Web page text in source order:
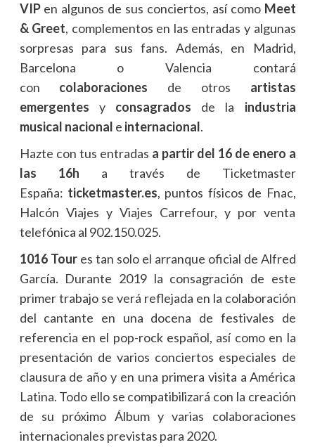
VIPen algunos de sus conciertos, así como Meet
& Greet, complementos en las entradas y algunas
sorpresas para sus fans. Además, en Madrid,
Barcelona o Valencia contará
con colaboraciones de otros artistas
emergentes y consagrados de la industria
musical nacional e internacional.
Hazte con tus entradas a partir del 16 de enero a
las 16h a través de Ticketmaster
España: ticketmaster.es, puntos físicos de Fnac,
Halcón Viajes y Viajes Carrefour, y por venta
telefónica al 902.150.025.
1016 Toures tan solo el arranque oficial de Alfred
García. Durante 2019 la consagración de este
primer trabajo se verá reflejada en la colaboración
del cantante en una docena de festivales de
referencia en el pop-rock español, así como en la
presentación de varios conciertos especiales de
clausura de año y en una primera visita a América
Latina. Todo ello se compatibilizará con la creación
de su próximo Álbum y varias colaboraciones
internacionales previstas para 2020.